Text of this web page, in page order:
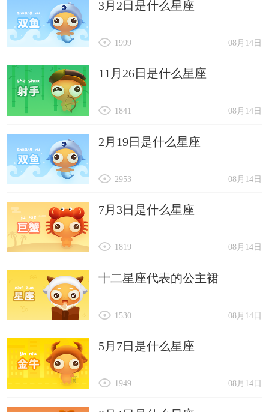
3月2日是什么星座
08月14日
1999
11月26日是什么星座
08月14日
1841
2月19日是什么星座
08月14日
2953
7月3日是什么星座
08月14日
1819
十二星座代表的公主裙
08月14日
1530
5月7日是什么星座
08月14日
1949